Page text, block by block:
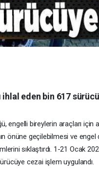
ihlal eden bin 617
engelli bireylerin araçları için
önüne geçilebilmesi ve
sıklaştırdı. 1-21 Ocak
cezai işlem uygulandı.